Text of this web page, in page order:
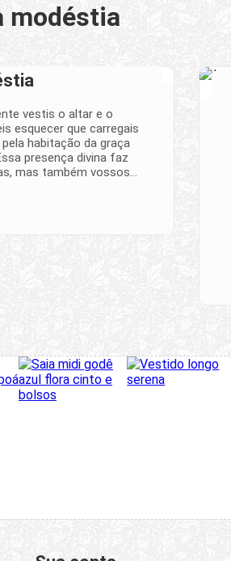
modéstia
vestis o altar e o
esquecer que carregais
habitação da graça
presença divina faz
mas também vossos…